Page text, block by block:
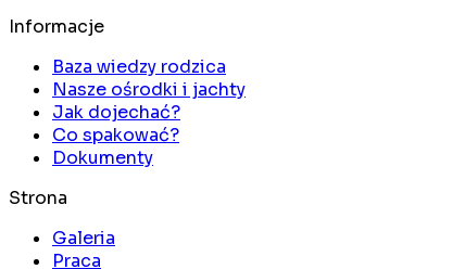
Informacje
Baza wiedzy rodzica
Nasze ośrodki i jachty
Jak dojechać?
Co spakować?
Dokumenty
Strona
Galeria
Praca